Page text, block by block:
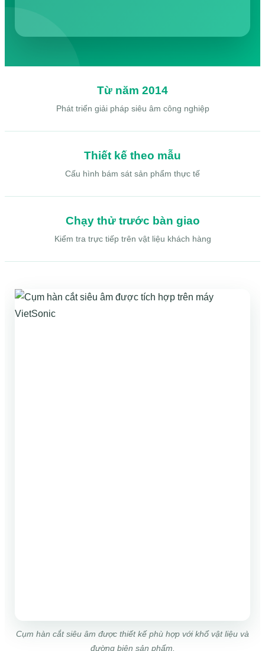
Từ năm 2014
Phát triển giải pháp siêu âm công nghiệp
Thiết kế theo mẫu
Cấu hình bám sát sản phẩm thực tế
Chạy thử trước bàn giao
Kiểm tra trực tiếp trên vật liệu khách hàng
Cụm hàn cắt siêu âm được thiết kế phù hợp với khổ vật liệu và
đường biên sản phẩm.